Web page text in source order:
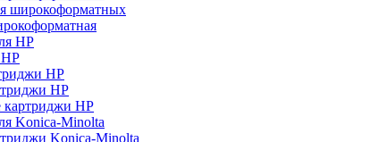
широкоформатных
HP
HP
HP
HP
Konica-Minolta
Konica-Minolta